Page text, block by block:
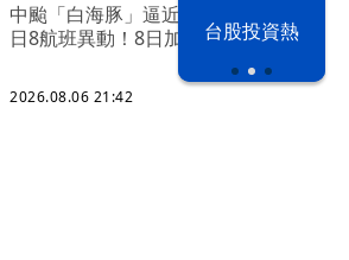
以色列 穹頂
之下
台股投資熱
中颱「白海豚」逼近北台灣 星宇台
日8航班異動！8日加開疏運
2026.08.06 21:42